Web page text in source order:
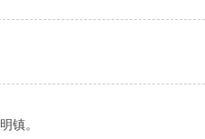
镇。